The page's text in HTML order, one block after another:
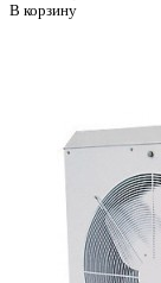
В корзину